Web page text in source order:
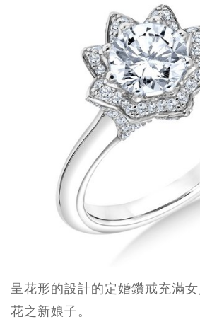
呈花形的設計的定婚鑽戒充滿
花之新娘子。